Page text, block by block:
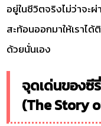
อยู่ในชีวิตจริงไม่ว่าจะ
สะท้อนออกมาให้เราได้
ด้วยนั่นเอง
จุดเด่นของซี
(The Story